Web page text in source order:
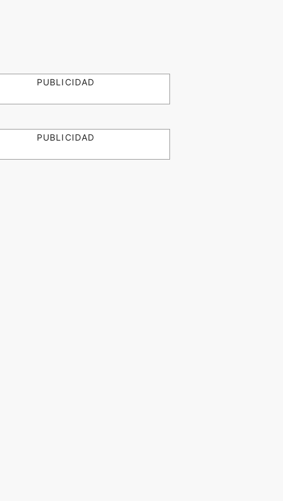
PUBLICIDAD
PUBLICIDAD